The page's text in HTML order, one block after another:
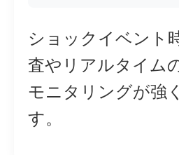
ショックイベント
査やリアルタイム
モニタリングが強
す。